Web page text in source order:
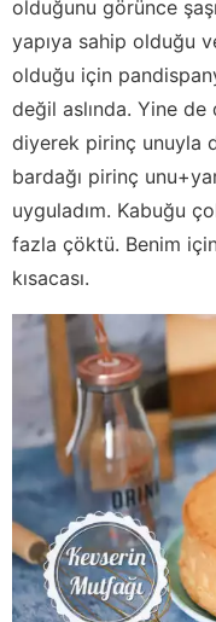
olduğunu görünce
yapıya sahip olduğu
olduğu için
değil aslında. Yine
diyerek pirinç unuyla
bardağı pirinç
uyguladım. Kabuğu
fazla çöktü. Benim
kısacası.